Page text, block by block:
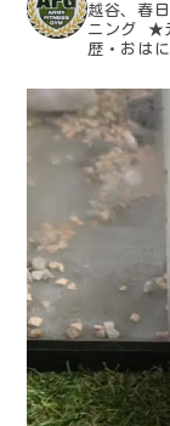
越谷、春
ニング⁡
⁡★
歴・おは